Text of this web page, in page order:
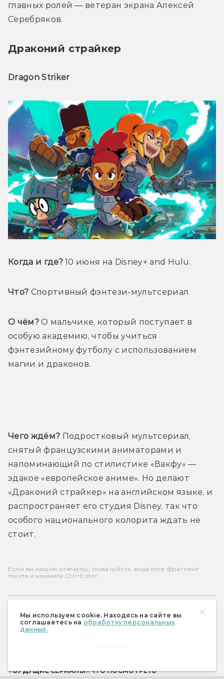
Мы используем cookie. Находясь на сайте вы
соглашаетесь на обработку персональных
данных.
главных ролей — ветеран экрана Алексей
Серебряков.
Драконий страйкер
Dragon Striker
Когда и где? 10 июня на Disney+ and Hulu.
Что? Спортивный фэнтези-мультсериал.
О чём? О мальчике, который поступает в
особую академию, чтобы учиться
фэнтезийному футболу с использованием
магии и драконов.
Чего ждём? Подростковый мультсериал,
снятый французскими аниматорами и
напоминающий по стилистике «Вакфу» —
эдакое «европейское аниме». Но делают
«Драконий страйкер» на английском языке, и
распространяет его студия Disney, так что
особого национального колорита ждать не
стоит.
Если вы нашли опечатку, пожалуйста, выделите фрагмент
текста и нажмите Ctrl+Enter.
Кот-император
Emperor of catkind. I are controls the spice, I
#БУДУЩИЕ СЕРИАЛЫ#ЧТО ПОСМОТРЕТЬ